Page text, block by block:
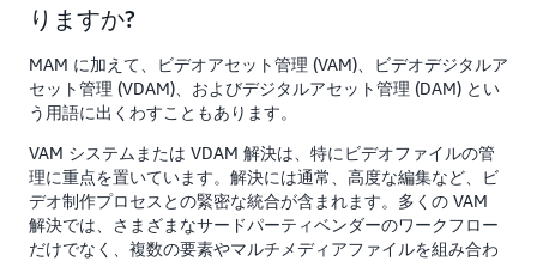
りますか?
MAM に加えて、ビデオアセット管理 (VAM)、ビデオデジタルア
セット管理 (VDAM)、およびデジタルアセット管理 (DAM) とい
う用語に出くわすこともあります。
VAM システムまたは VDAM 解決は、特にビデオファイルの管
理に重点を置いています。解決には通常、高度な編集など、ビ
デオ制作プロセスとの緊密な統合が含まれます。多くの VAM
解決では、さまざまなサードパーティベンダーのワークフロー
だけでなく、複数の要素やマルチメディアファイルを組み合わ